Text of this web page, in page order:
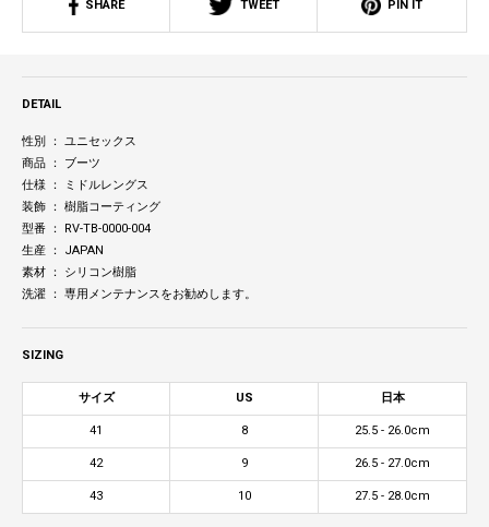
SHARE TWEET PIN IT
DETAIL
性別 ： ユニセックス
商品 ： ブーツ
仕様 ： ミドルレングス
装飾 ： 樹脂コーティング
型番 ： RV-TB-0000-004
生産 ： JAPAN
素材 ： シリコン樹脂
洗濯 ： 専用メンテナンスをお勧めします。
SIZING
サイズ US 日本
41 8 25.5 - 26.0cm
42 9 26.5 - 27.0cm
43 10 27.5 - 28.0cm